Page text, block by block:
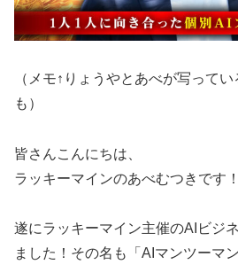
（メモ↑りょうやとあべが写って
も）
皆さんこんにちは、
ラッキーマインのあべむつきです！
遂にラッキーマイン主催のAIビジ
ました！ その名も「AIマンツーマ